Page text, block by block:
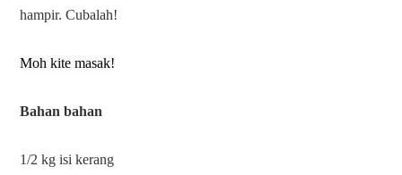
hampir. Cubalah!
Moh kite masak!
Bahan bahan
1/2 kg isi kerang